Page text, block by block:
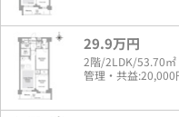
29.9万円
2階/2LDK/53.70㎡
管理・共益